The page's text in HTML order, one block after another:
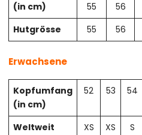
(in cm)
55
56
Hutgrösse
55 56
Erwachsene
Kopfumfang
(in cm)
52 53 54
Weltweit XS XS S